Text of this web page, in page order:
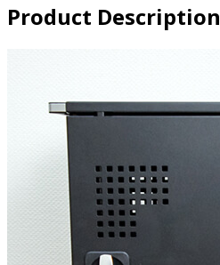
Product Description